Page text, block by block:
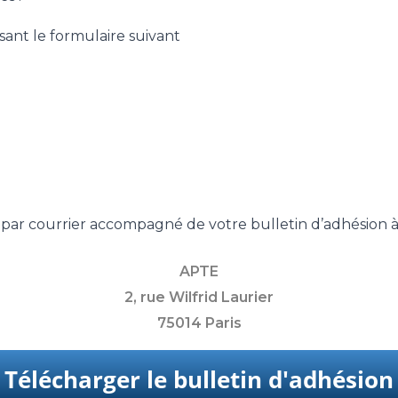
le formulaire suivant
par courrier accompagné de votre bulletin d’adhésion à
APTE
2, rue Wilfrid Laurier
75014 Paris